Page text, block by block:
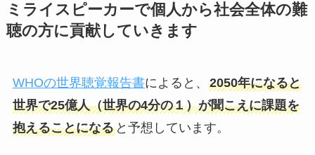
ミライスピーカーで個人から社会全体の難
聴の方に貢献していきます
WHOの世界聴覚報告書によると、 2050年になると
世界で25億人（世界の4分の１）が聞こえに課題を
抱えることになると予想しています。